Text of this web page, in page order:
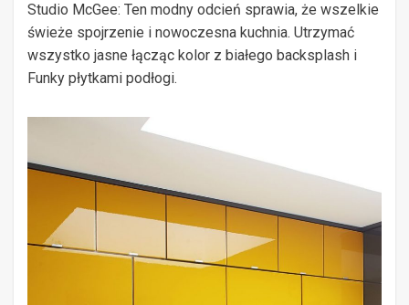
Studio McGee: Ten modny odcień sprawia, że ​​wszelkie
świeże spojrzenie i nowoczesna kuchnia. Utrzymać
wszystko jasne łącząc kolor z białego backsplash i
Funky płytkami podłogi.